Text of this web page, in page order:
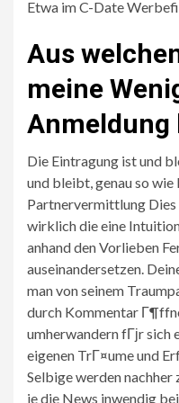
Etwa im C-Date
Aus
meine
Anmeldung
Die Eintragung ist und
und bleibt, genau so
Partnervermittlung
wirklich die eine
anhand den Vorlieben
auseinandersetzen.
man von seinem
durch Kommentar
umherwandern fГјr
eigenen TrГ¤ume und
Selbige werden
je die News inwendig